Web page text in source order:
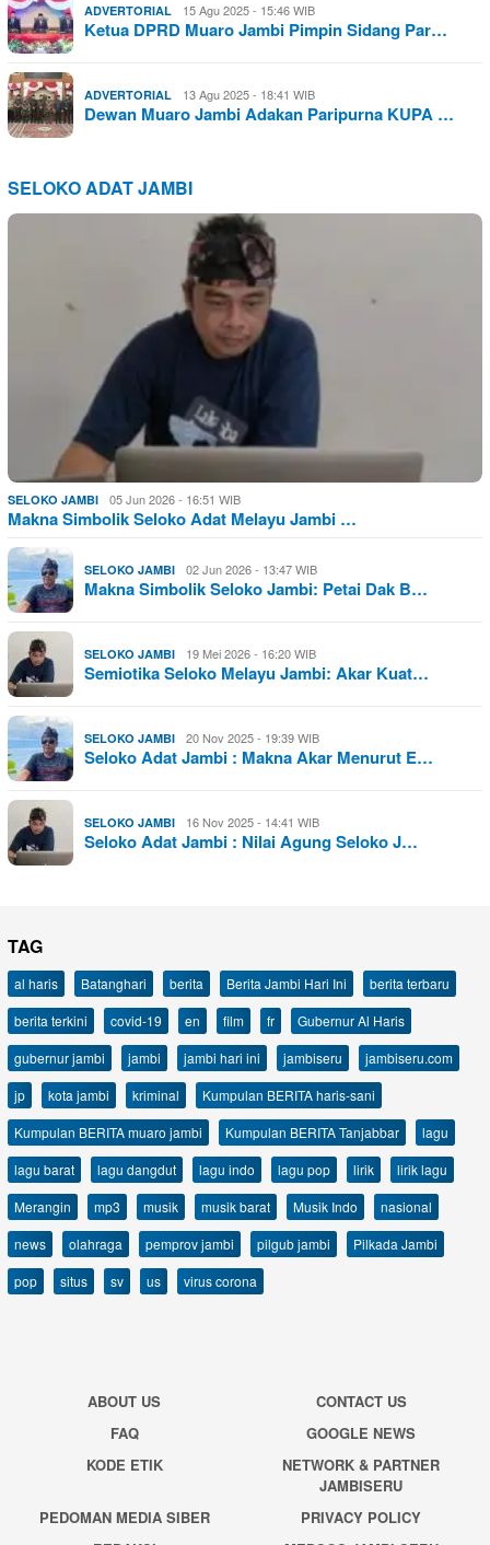
ADVERTORIAL 15 Agu 2025 - 15:46 WIB
Ketua DPRD Muaro Jambi Pimpin Sidang Par…
ADVERTORIAL 13 Agu 2025 - 18:41 WIB
Dewan Muaro Jambi Adakan Paripurna KUPA …
SELOKO ADAT JAMBI
SELOKO JAMBI 05 Jun 2026 - 16:51 WIB
Makna Simbolik Seloko Adat Melayu Jambi …
SELOKO JAMBI 02 Jun 2026 - 13:47 WIB
Makna Simbolik Seloko Jambi: Petai Dak B…
SELOKO JAMBI 19 Mei 2026 - 16:20 WIB
Semiotika Seloko Melayu Jambi: Akar Kuat…
SELOKO JAMBI 20 Nov 2025 - 19:39 WIB
Seloko Adat Jambi : Makna Akar Menurut E…
SELOKO JAMBI 16 Nov 2025 - 14:41 WIB
Seloko Adat Jambi : Nilai Agung Seloko J…
TAG
al haris Batanghari berita Berita Jambi Hari Ini
berita terbaru
berita terkini
covid-19 en film fr
Gubernur Al Haris
gubernur jambi
jambi jambi hari ini jambiseru
jambiseru.com
jp
kota jambi kriminal
Kumpulan BERITA haris-sani
Kumpulan BERITA muaro jambi
Kumpulan BERITA Tanjabbar
lagu
lagu barat
lagu dangdut lagu indo lagu pop lirik
lirik lagu
Merangin
mp3 musik musik barat Musik Indo
nasional
news
olahraga pemprov jambi pilgub jambi
Pilkada Jambi
pop
situs sv us virus corona
ABOUT US
CONTACT US
FAQ
GOOGLE NEWS
KODE ETIK
NETWORK & PARTNER
JAMBISERU
PEDOMAN MEDIA SIBER
PRIVACY POLICY